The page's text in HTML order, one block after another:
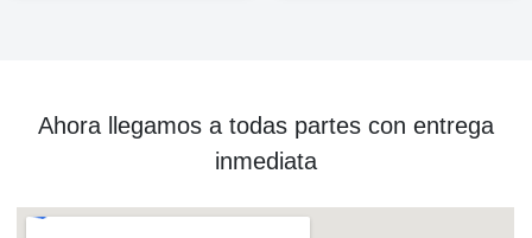
Ahora llegamos a todas partes con entrega
inmediata